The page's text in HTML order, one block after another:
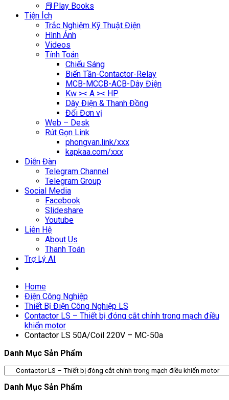
📕Play Books
Tiện Ích
Trắc Nghiệm Kỹ Thuật Điện
Hình Ảnh
Videos
Tính Toán
Chiếu Sáng
Biến Tần-Contactor-Relay
MCB-MCCB-ACB-Dây Điện
Kw >< A >< HP
Dây Điện & Thanh Đồng
Đổi Đơn vị
Web – Desk
Rút Gọn Link
phongvan.link/xxx
kapkaa.com/xxx
Diễn Đàn
Telegram Channel
Telegram Group
Social Media
Facebook
Slideshare
Youtube
Liên Hệ
About Us
Thanh Toán
Trợ Lý AI
Home
Điện Công Nghiệp
Thiết Bị Điện Công Nghiệp LS
Contactor LS – Thiết bị đóng cắt chính trong mạch điều
khiển motor
Contactor LS 50A/Coil 220V – MC-50a
Danh Mục Sản Phẩm
Danh Mục Sản Phẩm